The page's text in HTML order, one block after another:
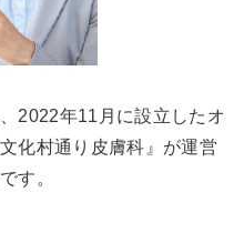
2022年11月に設立したオ
化村通り皮膚科』が運営
す。